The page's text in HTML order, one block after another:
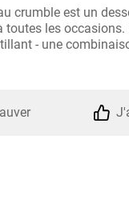
crumble est un
toutes les
- une